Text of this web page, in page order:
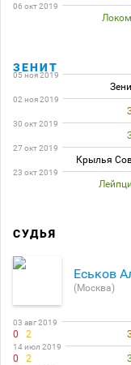
06 окт 2019
ЗЕНИТ
05 ноя 2019
02 ноя 2019
30 окт 2019
27 окт 2019
Крылья
23 окт 2019
СУДЬЯ
Еськов
(Москва)
03 авг 2019
0 2
14 июл 2019
0 2